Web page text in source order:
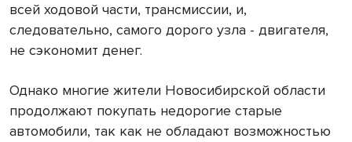
всей ходовой части, трансмиссии, и,
следовательно, самого дорого узла - двигателя,
не сэкономит денег.
Однако многие жители Новосибирской области
продолжают покупать недорогие старые
автомобили, так как не обладают возможностью